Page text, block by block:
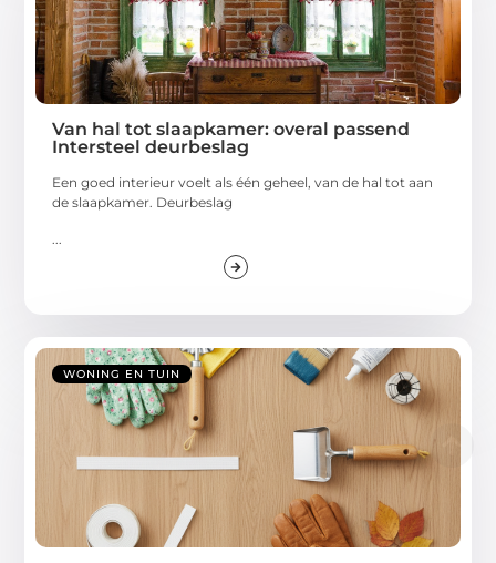
Van hal tot slaapkamer: overal passend
Intersteel deurbeslag
Een goed interieur voelt als één geheel, van de hal tot aan
de slaapkamer. Deurbeslag
WONING EN TUIN